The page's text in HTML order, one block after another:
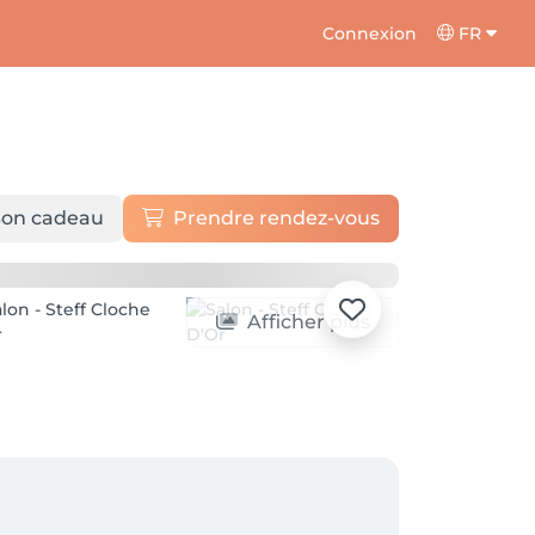
Connexion FR
cadeau Prendre rendez-vous
Afficher plus